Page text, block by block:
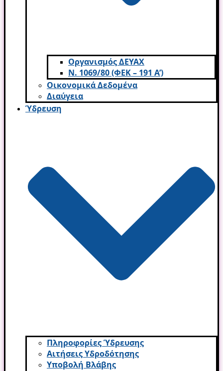
Οργανισμός ΔΕΥΑΧ
Ν. 1069/80 (ΦΕΚ – 191 Α’)
Οικονομικά Δεδομένα
Διαύγεια
Ύδρευση
Πληροφορίες Ύδρευσης
Αιτήσεις Υδροδότησης
Υποβολή Βλάβης